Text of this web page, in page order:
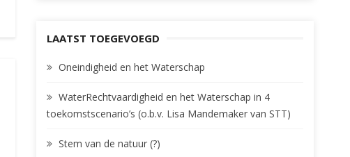
LAATST TOEGEVOEGD
Oneindigheid en het Waterschap
WaterRechtvaardigheid en het Waterschap in 4
toekomstscenario’s (o.b.v. Lisa Mandemaker van STT)
Stem van de natuur (?)